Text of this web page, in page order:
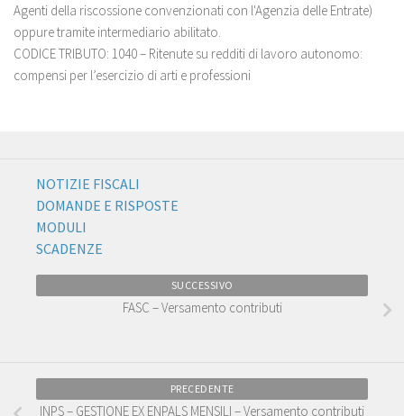
Agenti della riscossione convenzionati con l'Agenzia delle Entrate)
oppure tramite intermediario abilitato.
CODICE TRIBUTO: 1040 – Ritenute su redditi di lavoro autonomo:
compensi per l’esercizio di arti e professioni
NOTIZIE FISCALI
DOMANDE E RISPOSTE
MODULI
SCADENZE
SUCCESSIVO
FASC – Versamento contributi
PRECEDENTE
INPS – GESTIONE EX ENPALS MENSILI – Versamento contributi